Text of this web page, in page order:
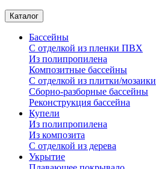
Каталог
Бассейны
С отделкой из пленки ПВХ
Из полипропилена
Композитные бассейны
С отделкой из плитки/мозаики
Сборно-разборные бассейны
Реконструкция бассейна
Купели
Из полипропилена
Из композита
С отделкой из дерева
Укрытие